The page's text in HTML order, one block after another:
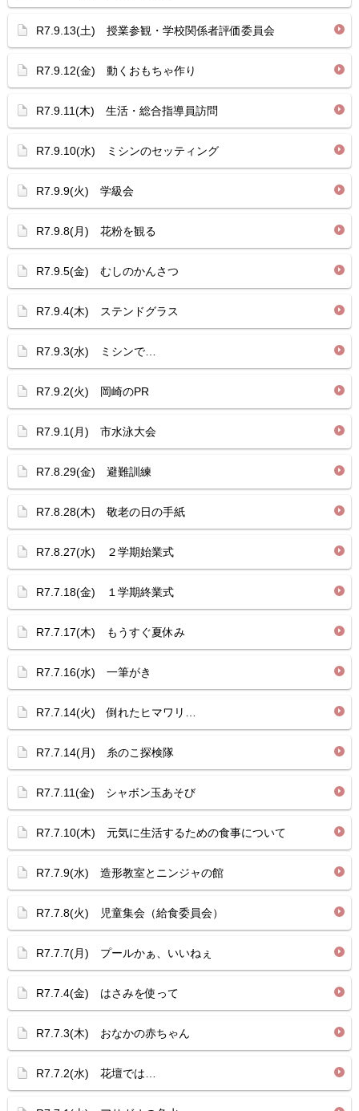
R7.9.13(土) 授業参観・学校関係者評価委員会
R7.9.12(金) 動くおもちゃ作り
R7.9.11(木) 生活・総合指導員訪問
R7.9.10(水) ミシンのセッティング
R7.9.9(火) 学級会
R7.9.8(月) 花粉を観る
R7.9.5(金) むしのかんさつ
R7.9.4(木) ステンドグラス
R7.9.3(水) ミシンで…
R7.9.2(火) 岡崎のPR
R7.9.1(月) 市水泳大会
R7.8.29(金) 避難訓練
R7.8.28(木) 敬老の日の手紙
R7.8.27(水) ２学期始業式
R7.7.18(金) １学期終業式
R7.7.17(木) もうすぐ夏休み
R7.7.16(水) 一筆がき
R7.7.14(火) 倒れたヒマワリ…
R7.7.14(月) 糸のこ探検隊
R7.7.11(金) シャボン玉あそび
R7.7.10(木) 元気に生活するための食事について
R7.7.9(水) 造形教室とニンジャの館
R7.7.8(火) 児童集会（給食委員会）
R7.7.7(月) プールかぁ、いいねぇ
R7.7.4(金) はさみを使って
R7.7.3(木) おなかの赤ちゃん
R7.7.2(水) 花壇では…